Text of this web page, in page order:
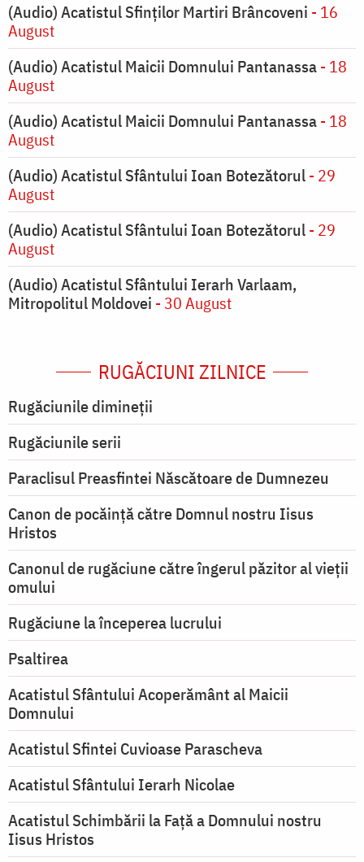
(Audio) Acatistul Sfinților Martiri Brâncoveni - 16
August
(Audio) Acatistul Maicii Domnului Pantanassa- 18
August
(Audio) Acatistul Maicii Domnului Pantanassa- 18
August
(Audio) Acatistul Sfântului Ioan Botezătorul- 29
August
(Audio) Acatistul Sfântului Ioan Botezătorul- 29
August
(Audio) Acatistul Sfântului Ierarh Varlaam,
Mitropolitul Moldovei - 30 August
RUGĂCIUNI ZILNICE
Rugăciunile dimineții
Rugăciunile serii
Paraclisul Preasfintei Născătoare de Dumnezeu
Canon de pocăință către Domnul nostru Iisus
Hristos
Canonul de rugăciune către îngerul păzitor al vieții
omului
Rugăciune la începerea lucrului
Psaltirea
Acatistul Sfântului Acoperământ al Maicii
Domnului
Acatistul Sfintei Cuvioase Parascheva
Acatistul Sfântului Ierarh Nicolae
Acatistul Schimbării la Faţă a Domnului nostru
Iisus Hristos